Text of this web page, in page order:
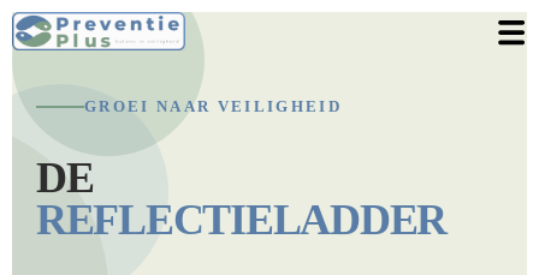
GROEI NAAR VEILIGHEID
DE
REFLECTIELADDER